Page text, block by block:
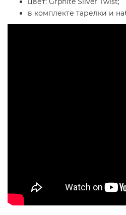
в комплекте тарелки и